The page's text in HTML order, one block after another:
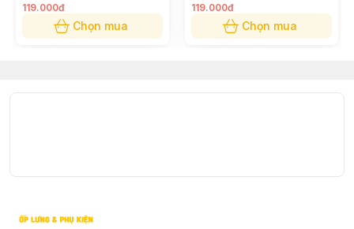
Shop nhận ship COD toàn quốc thời gian khoảng từ 1 –
119.000đ
Chọn mua
119.000đ
Chọn mua